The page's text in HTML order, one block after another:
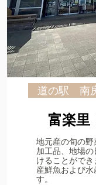
道の駅 南
富楽里
地元産の旬の
加工品、地場
けることがで
産鮮魚および
す。